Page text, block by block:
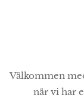
Välkommen
när vi har